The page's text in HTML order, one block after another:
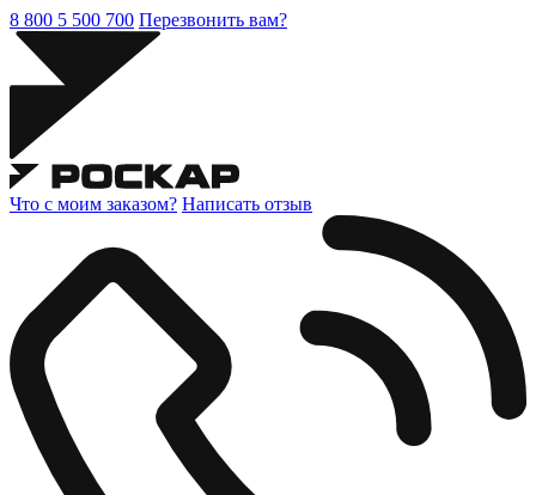
8 800 5 500 700 Перезвонить вам?
Что с моим заказом? Написать отзыв